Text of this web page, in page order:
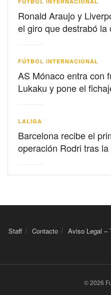
Ronald Araujo y
el giro que destrabó la
FÚTBOL INTERNACIONAL
AS Mónaco entra con
Lukaku y pone el
LALIGA
Barcelona recibe el
operación Rodri tras
Staff Contacto Aviso Legal –
© 2026